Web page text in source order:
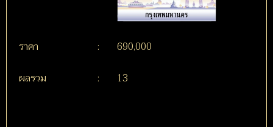
ราคา :
690,000
ผลรวม
: 13